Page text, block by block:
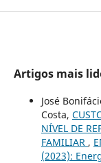
Artigos mais
José
Costa,
NÍVEL DE
FAMILIAR ,
(2023):